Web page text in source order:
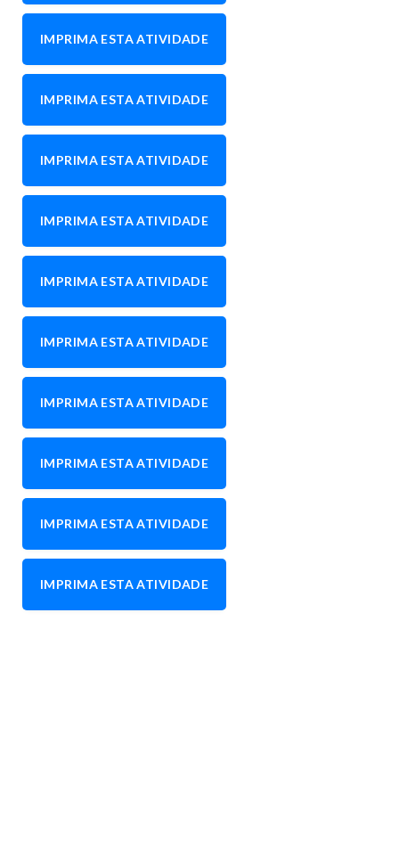
IMPRIMA ESTA ATIVIDADE
IMPRIMA ESTA ATIVIDADE
IMPRIMA ESTA ATIVIDADE
IMPRIMA ESTA ATIVIDADE
IMPRIMA ESTA ATIVIDADE
IMPRIMA ESTA ATIVIDADE
IMPRIMA ESTA ATIVIDADE
IMPRIMA ESTA ATIVIDADE
IMPRIMA ESTA ATIVIDADE
IMPRIMA ESTA ATIVIDADE